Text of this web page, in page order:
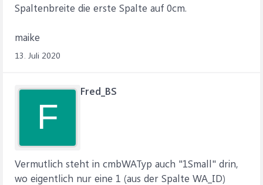
Spaltenbreite die erste Spalte auf 0cm.
maike
13. Juli 2020
F
Fred_BS
Vermutlich steht in cmbWATyp auch "1Small" drin,
wo eigentlich nur eine 1 (aus der Spalte WA_ID)